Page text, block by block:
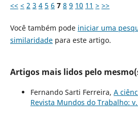
<< < 2 3 4 5 6 7 8 9 10 11 > >>
Você também pode iniciar uma
similaridadepara este artigo.
Artigos mais lidos pelo
Fernando Sarti Ferreira, A
Revista Mundos do Trabalho: